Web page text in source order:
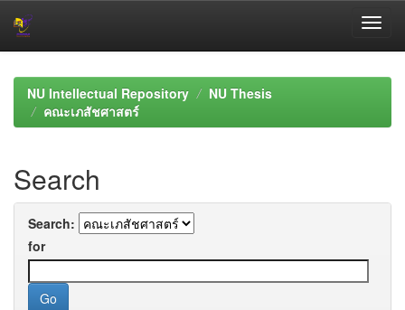
navigationNU Intellectual Repository
NU Thesis
คณะเภสัชศาสตร์
Search
Search:
for